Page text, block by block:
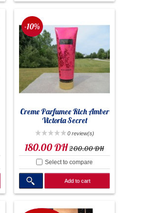
Creme Parfumee Rich Amber
Victoria Secret
0 review(s)
-10%
180.00 DH200.00 DH
Select to compare
Add to cart